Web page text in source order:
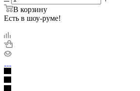
В корзину
Есть в шоу-руме!